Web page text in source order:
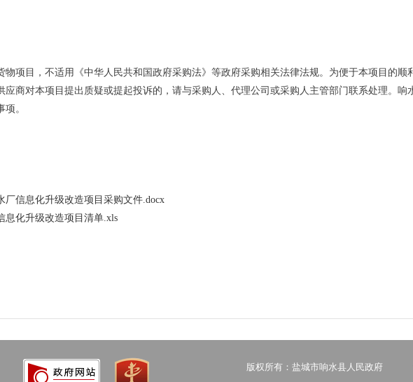
物项目，不适用《中华人民共和国政府采购法》等政府采购相关法律法规。为便于本项目的
应商对本项目提出质疑或提起投诉的，请与采购人、代理公司或采购人主管部门联系处理。
。
厂信息化升级改造项目采购文件.docx
息化升级改造项目清单.xls
版权所有：盐城市响水县人民政府